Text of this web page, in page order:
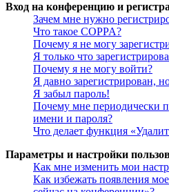
Вход на конференцию и
Зачем мне нужно
Что такое COPPA?
Почему я не могу
Я только что
Почему я не могу войти?
Я давно зарегистрирован,
Я забыл пароль!
Почему мне периодически
имени и пароля?
Что делает функция
Параметры и настройки
Как мне изменить мои
Как избежать появления